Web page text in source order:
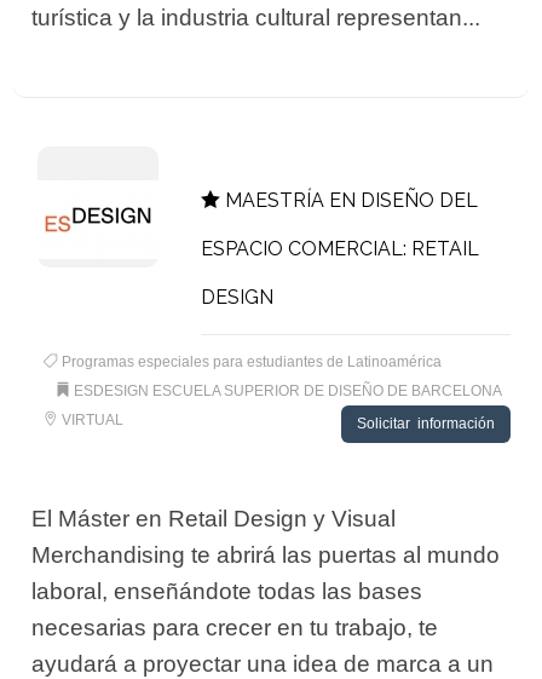
turística y la industria cultural representan...
MAESTRÍA EN DISEÑO DEL
ESPACIO COMERCIAL: RETAIL
DESIGN
Programas especiales para estudiantes de Latinoamérica
ESDESIGN ESCUELA SUPERIOR DE DISEÑO DE BARCELONA
VIRTUAL
Solicitar información
El Máster en Retail Design y Visual
Merchandising te abrirá las puertas al mundo
laboral, enseñándote todas las bases
necesarias para crecer en tu trabajo, te
ayudará a proyectar una idea de marca a un